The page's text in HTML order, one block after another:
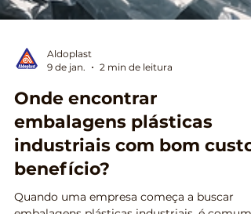
9 de jan.
2 min de leitura
Onde encontrar
embalagens plásticas
industriais com bom custo-
benefício?